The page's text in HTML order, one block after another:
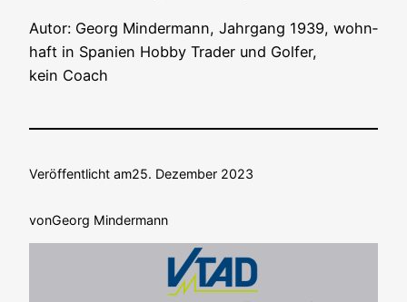
Autor: Georg Min­der­mann, Jahr­gang 1939, wohn­
haft in Spa­ni­en Hob­by Trader und Gol­fer,
kein Coach
Veröffentlicht am25. Dezember 2023
vonGeorg Mindermann